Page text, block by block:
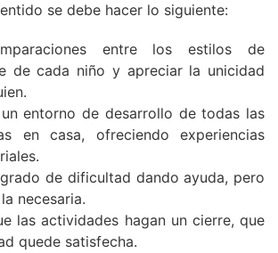
se debe hacer lo siguiente:
entre los estilos de
de cada niño y apreciar la unicidad
entorno de desarrollo de todas las
en casa, ofreciendo experiencias
de dificultad dando ayuda, pero
necesaria.
las actividades hagan un cierre, que
quede satisfecha.